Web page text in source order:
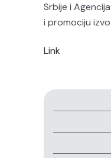
Srbije i
i promociju
Link